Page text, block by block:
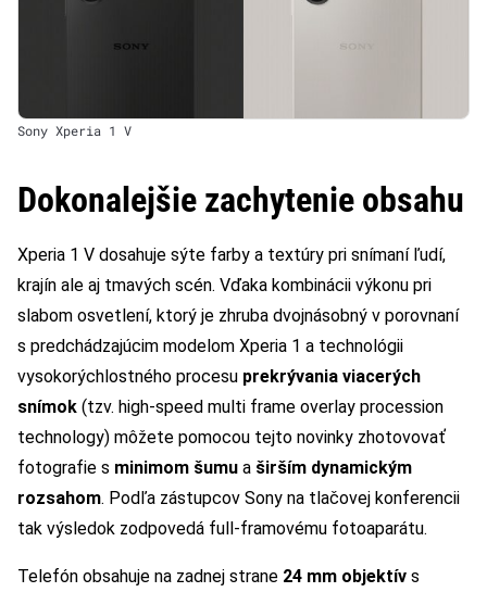
Sony Xperia 1 V
Dokonalejšie zachytenie obsahu
Xperia 1 V dosahuje sýte farby a textúry pri snímaní ľudí,
krajín ale aj tmavých scén. Vďaka kombinácii výkonu pri
slabom osvetlení, ktorý je zhruba dvojnásobný v porovnaní
s predchádzajúcim modelom Xperia 1 a technológii
vysokorýchlostného procesu prekrývania viacerých
snímok (tzv. high-speed multi frame overlay procession
technology) môžete pomocou tejto novinky zhotovovať
fotografie s minimom šumu a širším dynamickým
rozsahom. Podľa zástupcov Sony na tlačovej konferencii
tak výsledok zodpovedá full-framovému fotoaparátu.
Telefón obsahuje na zadnej strane 24 mm objektív s